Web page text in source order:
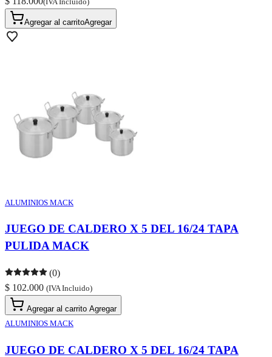
Agregar al carritoAgregar
ALUMINIOS MACK
JUEGO DE CALDERO X 5 DEL 16/24 TAPA
PULIDA MACK
(0)
$ 102.000 (IVA Incluido)
Agregar al carrito Agregar
ALUMINIOS MACK
JUEGO DE CALDERO X 5 DEL 16/24 TAPA